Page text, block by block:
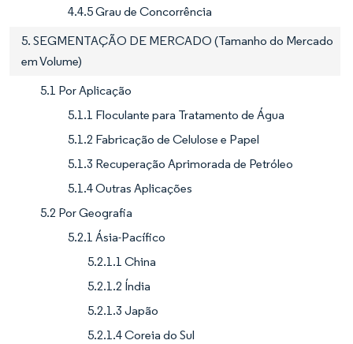
4.4.5 Grau de Concorrência
5. SEGMENTAÇÃO DE MERCADO (Tamanho do Mercado
em Volume)
5.1 Por Aplicação
5.1.1 Floculante para Tratamento de Água
5.1.2 Fabricação de Celulose e Papel
5.1.3 Recuperação Aprimorada de Petróleo
5.1.4 Outras Aplicações
5.2 Por Geografia
5.2.1 Ásia-Pacífico
5.2.1.1 China
5.2.1.2 Índia
5.2.1.3 Japão
5.2.1.4 Coreia do Sul